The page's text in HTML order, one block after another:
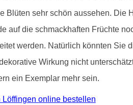
Blüten sehr schön aussehen. Die
auf die schmackhaften Früchte
werden. Natürlich könnten Sie
Wirkung nicht
ein Exemplar mehr sein.
online bestellen